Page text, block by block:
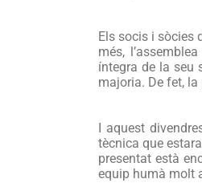
Els socis i sòcies
més,
íntegra de la seu
majoria. De fet,
I aquest
tècnica que
presentat està
equip humà molt